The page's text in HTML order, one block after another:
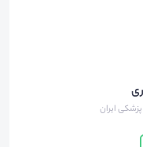
ایران